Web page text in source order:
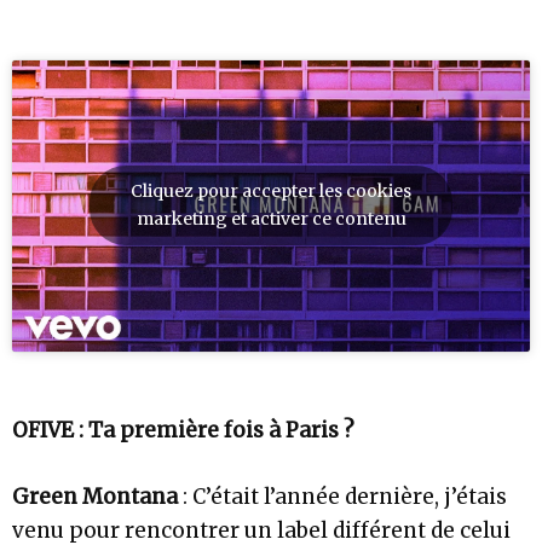
Cliquez pour accepter les cookies
marketing et activer ce contenu
OFIVE : Ta première fois à Paris ?
Green Montana: C’était l’année dernière, j’étais
venu pour rencontrer un label différent de celui